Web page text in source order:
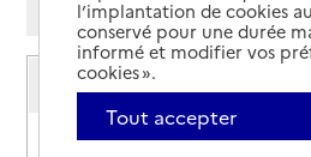
Mode liste
Mode carte
Service autonomie à
AFC - Association familiale
Adresse
Rue de l’Ormiére LOT NUM 28
l’implantation de cookies
conservé pour une durée
informé et modifier vos
cookies ».
Tout accepter